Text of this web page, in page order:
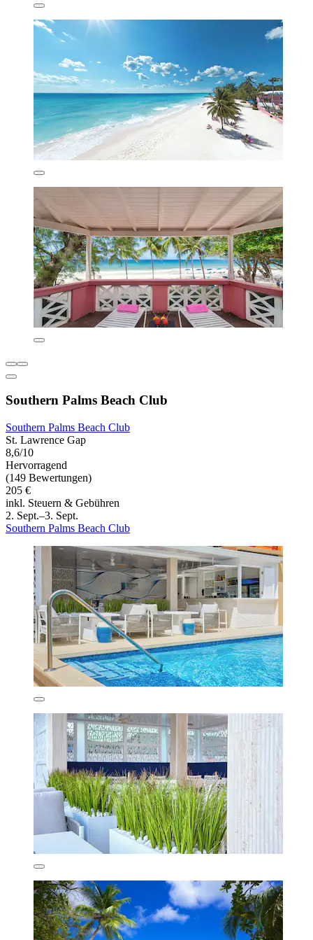
Southern Palms Beach Club
Southern Palms Beach Club
St. Lawrence Gap
8,6/10
Hervorragend
(149 Bewertungen)
205 €
inkl. Steuern & Gebühren
2. Sept.–3. Sept.
Southern Palms Beach Club